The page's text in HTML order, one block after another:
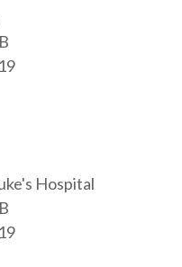
Hospital